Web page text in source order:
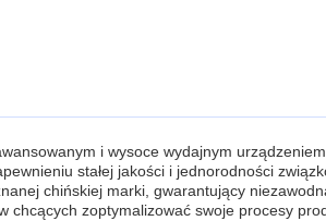
i wysoce wydajnym
stałej jakości i jednorodności
chińskiej marki, gwarantujący
chcących zoptymalizować swoje procesy